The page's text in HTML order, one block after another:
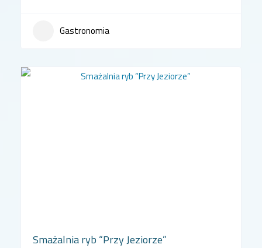
Gastronomia
Smażalnia ryb “Przy Jeziorze”